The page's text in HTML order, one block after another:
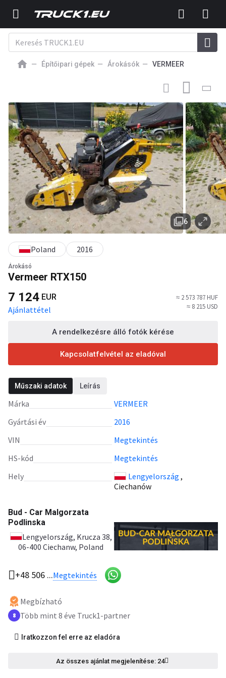
Építőipari gépek Árokásók VERMEER
Árokásó
Vermeer RTX150
6
Poland 2016
7 124 EUR
Ajánlattétel
≈ 2 573 787 HUF
≈ 8 215 USD
A rendelkezésre álló fotók kérése
Kapcsolatfelvétel az eladóval
Műszaki adatok Leírás
Márka
VERMEER
Gyártási év
2016
VIN
Megtekintés
HS-kód
Megtekintés
Hely
Lengyelország ,
Ciechanów
Bud - Car Malgorzata
Podlinska
Lengyelország, Krucza 38,
06-400 Ciechanw, Poland
+48 506 ...Megtekintés
Megbízható
8 Több mint 8 éve Truck1-partner
Iratkozzon fel erre az eladóra
Az összes ajánlat megjelenítése: 24